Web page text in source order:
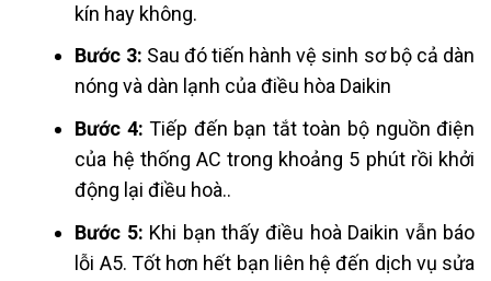
kín hay không.
Bước 3: Sau đó tiến hành vệ sinh sơ bộ cả dàn
nóng và dàn lạnh của điều hòa Daikin
Bước 4:Tiếp đến bạn tắt toàn bộ nguồn điện
của hệ thống AC trong khoảng 5 phút rồi khởi
động lại điều hoà..
Bước 5: Khi bạn thấy điều hoà Daikin vẫn báo
lỗi A5. Tốt hơn hết bạn liên hệ đến dịch vụ sửa